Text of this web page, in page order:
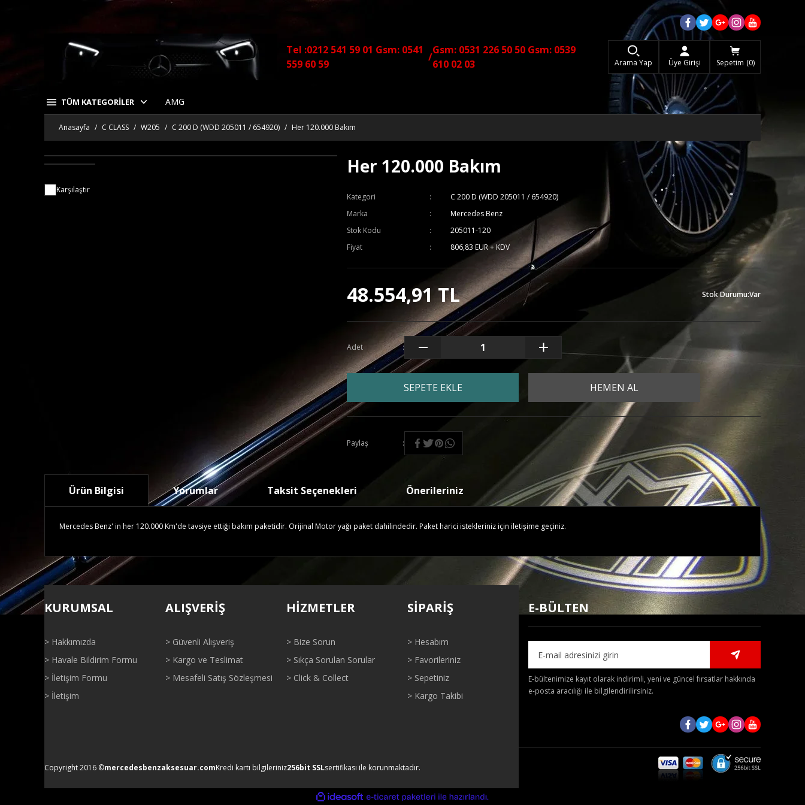
Tel :0212 541 59 01 Gsm: 0541
559 60 59
/
Gsm: 0531 226 50 50 Gsm: 0539
610 02 03
Arama Yap Üye Girişi Sepetim 0
TÜM KATEGORİLER AMG
Anasayfa C CLASS W205 C 200 D (WDD 205011 / 654920) Her 120.000 Bakım
Karşılaştır
Her 120.000 Bakım
Kategori
C 200 D (WDD 205011 / 654920)
Marka
Mercedes Benz
Stok Kodu
205011-120
Fiyat
806,83 EUR + KDV
48.554,91 TL Stok Durumu:Var
Adet
SEPETE EKLE HEMEN AL
Paylaş
Ürün Bilgisi Yorumlar Taksit Seçenekleri Önerileriniz
Mercedes Benz' in her 120.000 Km'de tavsiye ettiği bakım paketidir. Orijinal Motor yağı paket dahilindedir. Paket harici istekleriniz için iletişime geçiniz.
Bu ürünün fiyat bilgisi, resim, ürün açıklamalarında ve diğer konularda yetersiz gördüğünüz noktaları öneri formunu kullanarak tarafımıza iletebilirsiniz.
Görüş ve önerileriniz için teşekkür ederiz.
Ürün resmi kalitesiz, bozuk veya görüntülenemiyor.
Ürün fiyatı diğer sitelerden daha pahalı.
Gönder
KURUMSAL
> Hakkımızda
> Havale Bildirim Formu
> İletişim Formu
> İletişim
ALIŞVERİŞ
> Güvenli Alışveriş
> Kargo ve Teslimat
> Mesafeli Satış Sözleşmesi
HİZMETLER
> Bize Sorun
> Sıkça Sorulan Sorular
> Click & Collect
SİPARİŞ
> Hesabım
> Favorileriniz
> Sepetiniz
> Kargo Takibi
E-BÜLTEN
E-bültenimize kayıt olarak indirimli, yeni ve güncel fırsatlar hakkında
e-posta aracılığı ile bilgilendirilirsiniz.
Copyright 2016 ©mercedesbenzaksesuar.comKredi kartı bilgileriniz256bit SSLsertifikası ile korunmaktadır.
ideasoft
e-